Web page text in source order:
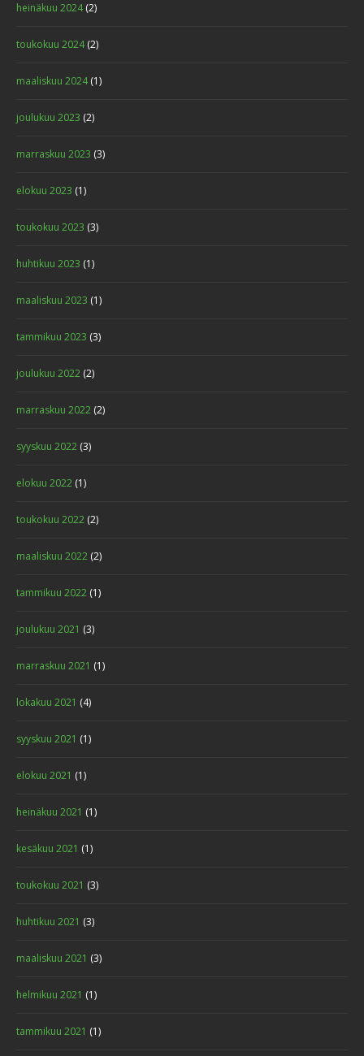
heinäkuu 2024(2)
toukokuu 2024(2)
maaliskuu 2024(1)
joulukuu 2023 (2)
marraskuu 2023 (3)
elokuu 2023 (1)
toukokuu 2023 (3)
huhtikuu 2023 (1)
maaliskuu 2023 (1)
tammikuu 2023 (3)
joulukuu 2022 (2)
marraskuu 2022 (2)
syyskuu 2022 (3)
elokuu 2022 (1)
toukokuu 2022 (2)
maaliskuu 2022 (2)
tammikuu 2022 (1)
joulukuu 2021 (3)
marraskuu 2021 (1)
lokakuu 2021 (4)
syyskuu 2021 (1)
elokuu 2021 (1)
heinäkuu 2021 (1)
kesäkuu 2021 (1)
toukokuu 2021 (3)
huhtikuu 2021 (3)
maaliskuu 2021 (3)
helmikuu 2021 (1)
tammikuu 2021 (1)